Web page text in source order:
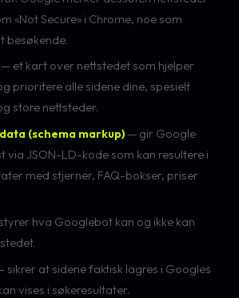
«Not Secure» i Chrome, noe som
besøkende.
— et kart over nettstedet som hjelper
prioritere alle sidene dine, spesielt
store nettsteder.
(schema markup) — gir Google
via JSON-LD-kode som kan resultere i
med stjerner, FAQ-bokser, priser
hva Googlebot kan og ikke kan
sikrer at sidene faktisk lagres i Googles
vises i søkeresultater.